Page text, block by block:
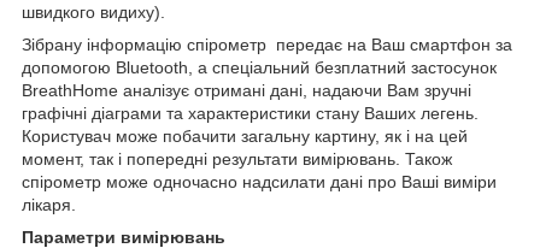
швидкого видиху).
Зібрану інформацію спірометр передає на Ваш смартфон за
допомогою Bluetooth, а спеціальний безплатний застосунок
BreathHome аналізує отримані дані, надаючи Вам зручні
графічні діаграми та характеристики стану Ваших легень.
Користувач може побачити загальну картину, як і на цей
момент, так і попередні результати вимірювань. Також
спірометр може одночасно надсилати дані про Ваші виміри
лікаря.
Параметри вимірювань